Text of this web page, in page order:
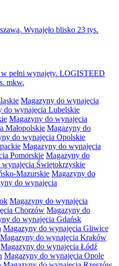
Wynajęło blisko 23 tys.
pełni wynajęty. LOGISTEED
mkw.
Magazyny do wynajęcia
do wynajęcia Lubelskie
Magazyny do wynajęcia
Małopolskie Magazyny do
do wynajęcia Opolskie
Magazyny do wynajęcia
Pomorskie Magazyny do
Świętokrzyskie
Mazurskie Magazyny do
do wynajęcia
Magazyny do wynajęcia
Chorzów Magazyny do
do wynajęcia Gdańsk
Magazyny do wynajęcia Gliwice
Magazyny do wynajęcia Kraków
Magazyny do wynajęcia Łódź
Magazyny do wynajęcia Opole